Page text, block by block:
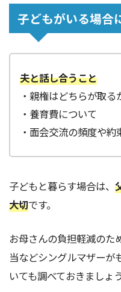
子どもがいる場合
夫と話し合うこと
・親権はどちらが取る
・養育費について
・面会交流の頻度や約
子どもと暮らす場合は、
大切です。
お母さんの負担軽減のた
当などシングルマザーが
いても調べておきましょう